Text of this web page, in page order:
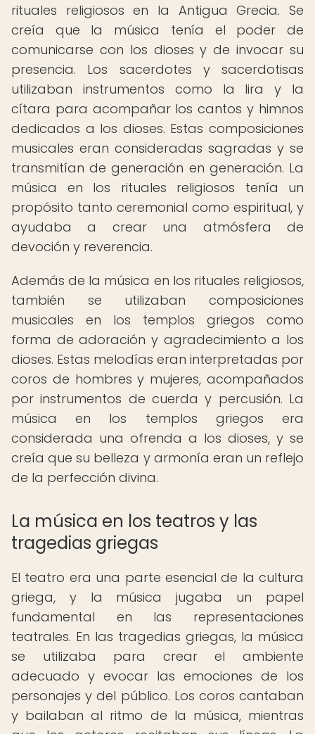
rituales religiosos en la Antigua Grecia. Se
creía que la música tenía el poder de
comunicarse con los dioses y de invocar su
presencia. Los sacerdotes y sacerdotisas
utilizaban instrumentos como la lira y la
cítara para acompañar los cantos y himnos
dedicados a los dioses. Estas composiciones
musicales eran consideradas sagradas y se
transmitían de generación en generación. La
música en los rituales religiosos tenía un
propósito tanto ceremonial como espiritual, y
ayudaba a crear una atmósfera de
devoción y reverencia.
Además de la música en los rituales religiosos,
también se utilizaban composiciones
musicales en los templos griegos como
forma de adoración y agradecimiento a los
dioses. Estas melodías eran interpretadas por
coros de hombres y mujeres, acompañados
por instrumentos de cuerda y percusión. La
música en los templos griegos era
considerada una ofrenda a los dioses, y se
creía que su belleza y armonía eran un reflejo
de la perfección divina.
La música en los teatros y las
tragedias griegas
El teatro era una parte esencial de la cultura
griega, y la música jugaba un papel
fundamental en las representaciones
teatrales. En las tragedias griegas, la música
se utilizaba para crear el ambiente
adecuado y evocar las emociones de los
personajes y del público. Los coros cantaban
y bailaban al ritmo de la música, mientras